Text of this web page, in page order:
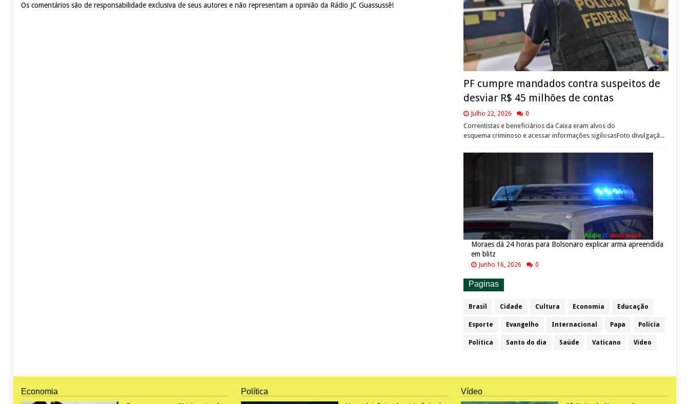
Os comentários são de responsabilidade exclusiva de seus autores e não representam a opinião da Rádio JC Guassussê!
PF cumpre mandados contra suspeitos de
desviar R$ 45 milhões de contas
Julho 22, 2026 0
Correntistas e beneficiários da Caixa eram alvos do
esquema criminoso e acessar informações sigilosasFoto divulgaçã...
Moraes dá 24 horas para Bolsonaro explicar arma apreendida
em blitz
Junho 16, 2026 0
Paginas
Brasil Cidade Cultura Economia Educação
Esporte Evangelho Internacional Papa Policia
Política Santo do dia Saúde Vaticano Video
Economia Política Vídeo